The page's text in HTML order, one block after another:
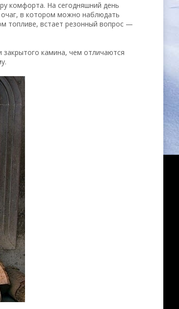
комфорта. На сегодняшний день
в котором можно наблюдать
топливе, встает резонный вопрос —
закрытого камина, чем отличаются